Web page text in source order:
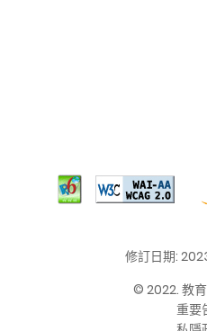
修訂日期:
© 2022. 教
重要